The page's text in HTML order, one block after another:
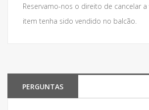
Reservamo-nos o direito de cancelar
item tenha sido vendido no balcão.
PERGUNTAS